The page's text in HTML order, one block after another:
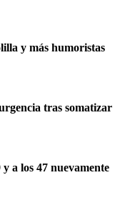
y más humoristas
tras somatizar
a los 47 nuevamente